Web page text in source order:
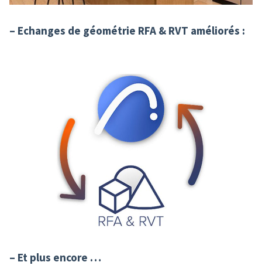
– Echanges de géométrie RFA &RVT améliorés :
– Et plus encore …